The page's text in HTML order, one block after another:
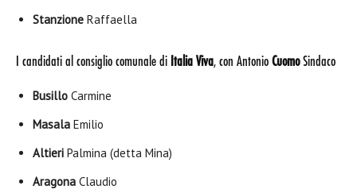
Stanzione Raffaella
I candidati al consiglio comunale di Italia Viva, con Antonio CuomoSindaco
Busillo Carmine
Masala Emilio
Altieri Palmina (detta Mina)
Aragona Claudio